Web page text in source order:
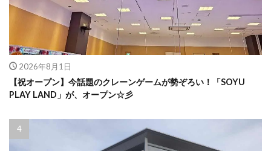
2026年8月1日
【祝オープン】今話題のクレーンゲームが勢ぞろい！「SOYU
PLAY LAND」が、オープン☆彡